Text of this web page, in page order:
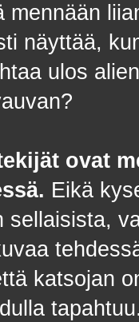
mennään
näyttää,
ulos
ovat
Eikä
sellaisista,
katsojan